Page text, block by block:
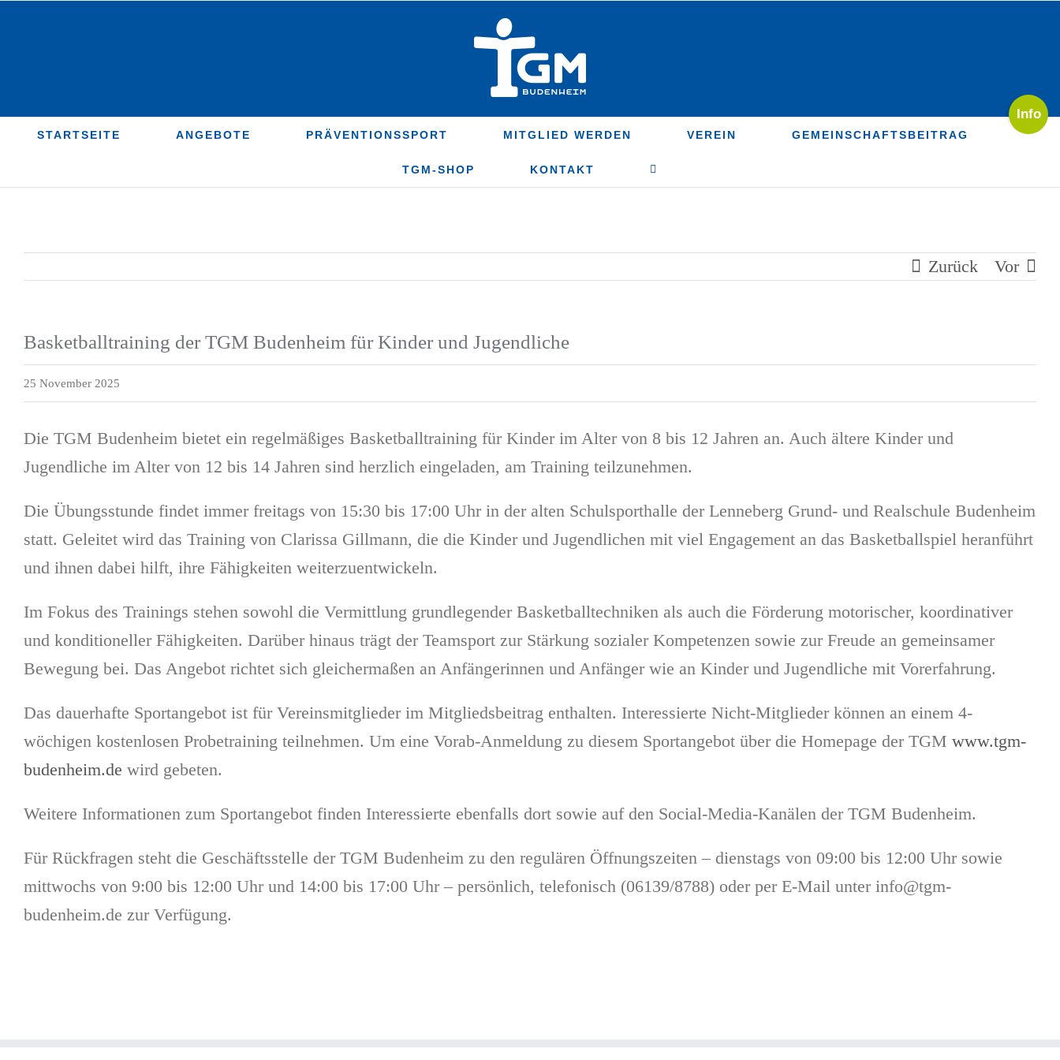
STARTSEITE ANGEBOTE PRÄVENTIONSSPORT MITGLIED WERDEN VEREIN GEMEINSCHAFTSBEITRAG
TGM-SHOP KONTAKT
Zurück Vor
Basketballtraining der TGM Budenheim für Kinder und Jugendliche
25 November 2025
Die TGM Budenheim bietet ein regelmäßiges Basketballtraining für Kinder im Alter von 8 bis 12 Jahren an. Auch ältere Kinder und
Jugendliche im Alter von 12 bis 14 Jahren sind herzlich eingeladen, am Training teilzunehmen.
Die Übungsstunde findet immer freitags von 15:30 bis 17:00 Uhr in der alten Schulsporthalle der Lenneberg Grund- und Realschule Budenheim
statt. Geleitet wird das Training von Clarissa Gillmann, die die Kinder und Jugendlichen mit viel Engagement an das Basketballspiel heranführt
und ihnen dabei hilft, ihre Fähigkeiten weiterzuentwickeln.
Im Fokus des Trainings stehen sowohl die Vermittlung grundlegender Basketballtechniken als auch die Förderung motorischer, koordinativer
und konditioneller Fähigkeiten. Darüber hinaus trägt der Teamsport zur Stärkung sozialer Kompetenzen sowie zur Freude an gemeinsamer
Bewegung bei. Das Angebot richtet sich gleichermaßen an Anfängerinnen und Anfänger wie an Kinder und Jugendliche mit Vorerfahrung.
Das dauerhafte Sportangebot ist für Vereinsmitglieder im Mitgliedsbeitrag enthalten. Interessierte Nicht-Mitglieder können an einem 4-
wöchigen kostenlosen Probetraining teilnehmen. Um eine Vorab-Anmeldung zu diesem Sportangebot über die Homepage der TGM www.tgm-
budenheim.de wird gebeten.
Weitere Informationen zum Sportangebot finden Interessierte ebenfalls dort sowie auf den Social-Media-Kanälen der TGM Budenheim.
Für Rückfragen steht die Geschäftsstelle der TGM Budenheim zu den regulären Öffnungszeiten – dienstags von 09:00 bis 12:00 Uhr sowie
mittwochs von 9:00 bis 12:00 Uhr und 14:00 bis 17:00 Uhr – persönlich, telefonisch (06139/8788) oder per E-Mail unter info@tgm-
budenheim.de zur Verfügung.
Toggle
Sliding
Area